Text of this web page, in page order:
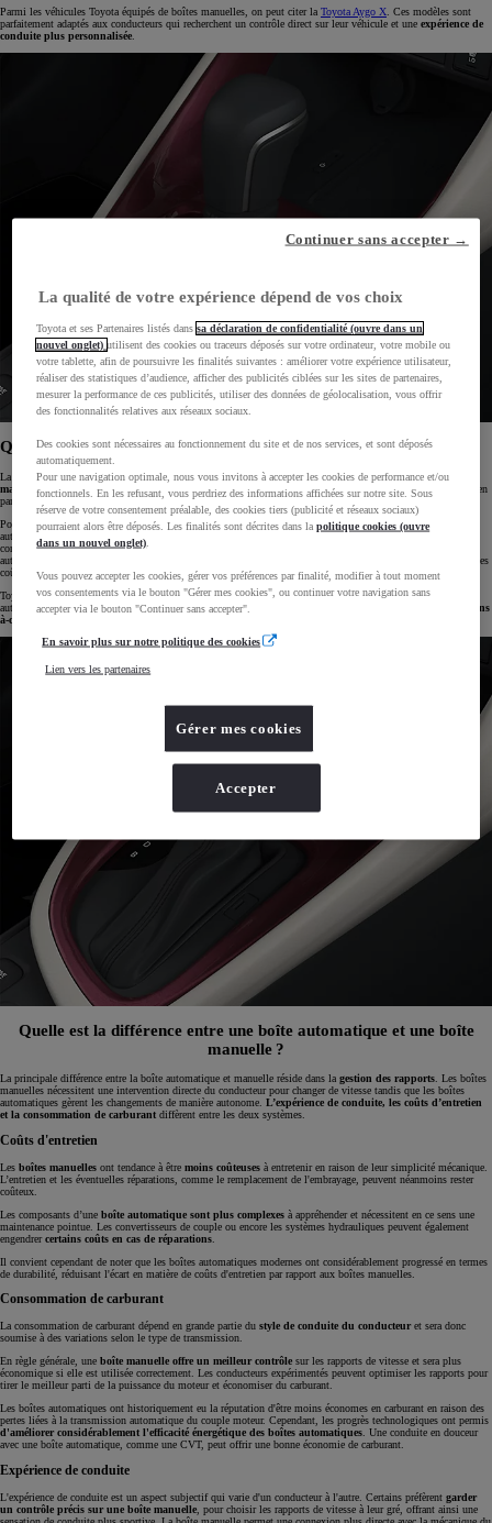
Parmi les véhicules Toyota équipés de boîtes manuelles, on peut citer la Toyota Aygo X . Ces modèles sont
parfaitement adaptés aux conducteurs qui recherchent un contrôle direct sur leur véhicule et une expérience de
conduite plus personnalisée
Qu’est-ce qu’une boîte automatique ?
La boîte de vitesses automatique est un système de transmission quigère les changements de rapports de
manière automatique, sans intervention manuelle du conducteur. Ce système vise à simplifier la conduite, en
particulier dans des conditions de circulation urbaine ou en cas d'embouteillage.
Pour les conducteurs, la commodité apparaît comme l'un des principaux avantages qu’apporte une boîte
automatique. Elle élimine la nécessité de passer manuellement les vitesses, ce qui la rend idéale pour les
conducteurs recherchant uneexpérience de conduite plus simple et sans effort
automatiques modernes ont fait d'énormes progrès en termes de durabilité, réduisant ainsi considérablement les
coûts d'entretien.
Toyota propose des modèles tels que laYaris, leC-HR, laCorolla ou leRAV4équipés de transmissions
automatiques, y compris la CVT ou transmission à variation continue, qui offrent une
conduite fluide et sans
à-coups
Quelle est la différence entre une boîte automatique et une boîte
manuelle ?
La principale différence entre la boîte automatique et manuelle réside dans la gestion des rapports. Les boîtes
manuelles nécessitent une intervention directe du conducteur pour changer de vitesse tandis que les boîtes
automatiques gèrent les changements de manière autonome. L’expérience de conduite, les coûts d’entretien
et la consommation de carburant diffèrent entre les deux systèmes.
Coûts d'entretien
Les boîtes manuelles ont tendance à être moins coûteuses à entretenir en raison de leur simplicité mécanique.
L’entretien et les éventuelles réparations, comme le remplacement de l'embrayage, peuvent néanmoins rester
coûteux.
Les composants d’une boîte automatique sont plus complexes à appréhender et nécessitent en ce sens une
maintenance pointue. Les convertisseurs de couple ou encore les systèmes hydrauliques peuvent également
engendrercertains coûts en cas de réparations
Il convient cependant de noter que les boîtes automatiques modernes ont considérablement progressé en termes
de durabilité, réduisant l'écart en matière de coûts d'entretien par rapport aux boîtes manuelles.
Consommation de carburant
La consommation de carburant dépend en grande partie du style de conduite du conducteuret sera donc
soumise à des variations selon le type de transmission.
En règle générale, une boîte manuelle offre un meilleur contrôle sur les rapports de vitesse et sera plus
économique si elle est utilisée correctement. Les conducteurs expérimentés peuvent optimiser les rapports pour
tirer le meilleur parti de la puissance du moteur et économiser du carburant.
Les boîtes automatiques ont historiquement eu la réputation d'être moins économes en carburant en raison des
pertes liées à la transmission automatique du couple moteur. Cependant, les progrès technologiques ont permis
d'améliorer considérablement l'efficacité énergétique des boîtes automatiques . Une conduite en douceur
avec une boîte automatique, comme une CVT, peut offrir une bonne économie de carburant.
Expérience de conduite
L'expérience de conduite est un aspect subjectif qui varie d'un conducteur à l'autre. Certains préfèrent garder
un contrôle précis sur une boîte manuelle , pour choisir les rapports de vitesse à leur gré, offrant ainsi une
La qualité de votre expérience dépend de vos choix
Toyota et ses Partenaires listés danssa déclaration de confidentialité (ouvre dans un
nouvel onglet) utilisent des cookies ou traceurs déposés sur votre ordinateur, votre mobile ou
votre tablette, afin de poursuivre les finalités suivantes : améliorer votre expérience utilisateur,
réaliser des statistiques d’audience, afficher des publicités ciblées sur les sites de partenaires,
mesurer la performance de ces publicités, utiliser des données de géolocalisation, vous offrir
des fonctionnalités relatives aux réseaux sociaux.
Des cookies sont nécessaires au fonctionnement du site et de nos services, et sont déposés
automatiquement.
Pour une navigation optimale, nous vous invitons à accepter les cookies de performance et/ou
fonctionnels. En les refusant, vous perdriez des informations affichées sur notre site. Sous
réserve de votre consentement préalable, des cookies tiers (publicité et réseaux sociaux)
pourraient alors être déposés. Les finalités sont décrites dans lapolitique cookies (ouvre
dans un nouvel onglet)
Vous pouvez accepter les cookies, gérer vos préférences par finalité, modifier à tout moment
vos consentements via le bouton "Gérer mes cookies", ou continuer votre navigation sans
accepter via le bouton "Continuer sans accepter".
En savoir plus sur notre politique des cookies
Lien vers les partenaires
Gérer mes cookies
Continuer sans accepter →
Accepter